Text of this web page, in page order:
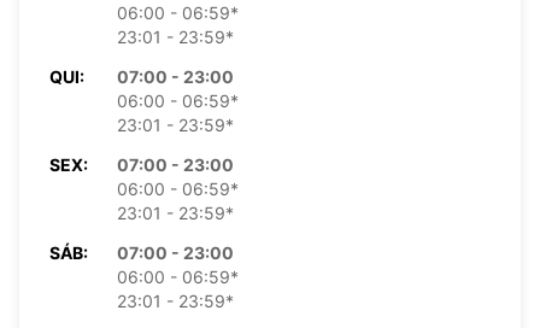
06:00 - 06:59*
23:01 - 23:59*
QUI:
07:00 - 23:00
06:00 - 06:59*
23:01 - 23:59*
SEX:
07:00 - 23:00
06:00 - 06:59*
23:01 - 23:59*
SÁB:
07:00 - 23:00
06:00 - 06:59*
23:01 - 23:59*